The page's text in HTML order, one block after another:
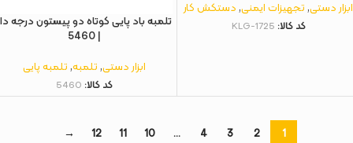
ابزار دستی,تجهیزات ایمنی,دستکش کار
کد کالا: KLG-1725
تلمبه باد پایی کوتاه دو پیستون درجه
| 5460
ابزار دستی,تلمبه,تلمبه پایی
کد کالا: 5460
1
2
3
4
…
10
11
12
→